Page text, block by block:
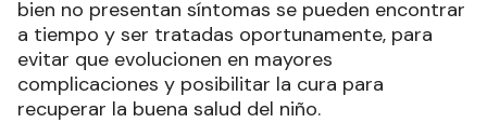
bien no presentan síntomas se pueden encontrar
a tiempo y ser tratadas oportunamente, para
evitar que evolucionen en mayores
complicaciones y posibilitar la cura para
recuperar la buena salud del niño.